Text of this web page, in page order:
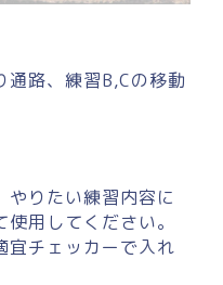
通路、練習B,Cの移動
やりたい練習内容に
用してください。
宜チェッカーで入れ